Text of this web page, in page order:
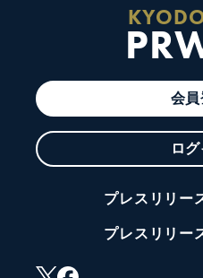
会
ロ
プレスリリー
プレスリリー